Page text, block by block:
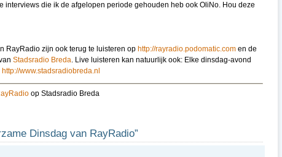
interviews die ik de afgelopen periode gehouden heb ook OliNo. Hou deze
RayRadio zijn ook terug te luisteren op http://rayradio.podomatic.com en de
Stadsradio Breda. Live luisteren kan natuurlijk ook: Elke dinsdag-avond
http://www.stadsradiobreda.nl
op Stadsradio Breda
Dinsdag van RayRadio”